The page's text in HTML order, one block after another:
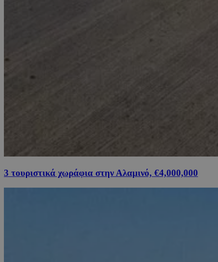
3 τουριστικά χωράφια στην Αλαμινό, €4,000,000